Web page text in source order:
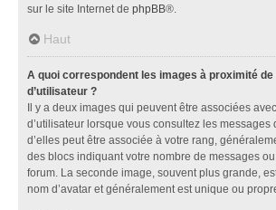
sur le site Internet de phpBB®.
Haut
A quoi correspondent les images à proximité de
d’utilisateur ?
Il y a deux images qui peuvent être associées
d’utilisateur lorsque vous consultez les messages
d’elles peut être associée à votre rang,
des blocs indiquant votre nombre de messages
forum. La seconde image, souvent plus grande,
nom d’avatar et généralement est unique ou